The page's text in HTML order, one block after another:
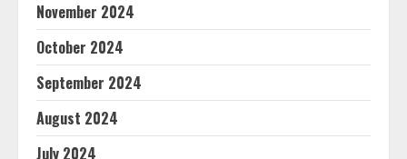
November 2024
October 2024
September 2024
August 2024
July 2024